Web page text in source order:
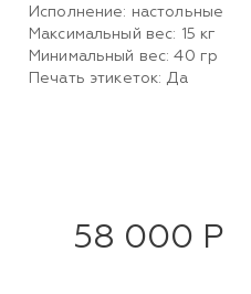
Исполнение: настольные
Максимальный вес: 15 кг
Минимальный вес: 40 гр
Печать этикеток: Да
58 000 Р